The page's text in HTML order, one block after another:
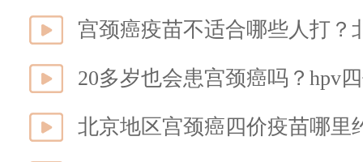
宫颈癌疫苗不适合哪些人打？
20多岁也会患宫颈癌吗？hpv
北京地区宫颈癌四价疫苗哪里